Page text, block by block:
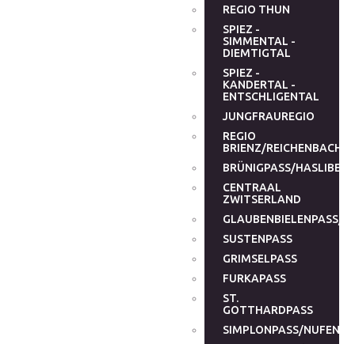
REGIO THUN
SPIEZ -
SIMMENTAL -
DIEMTIGTAL
SPIEZ -
KANDERTAL -
ENTSCHLIGENTAL
JUNGFRAUREGIO
REGIO
BRIENZ/
BRÜNIGPASS/HASLIBERG
CENTRAAL
ZWITSERLAND
GLAUBENBIELENPASS/
SUSTENPASS
GRIMSELPASS
FURKAPASS
ST.
GOTTHARDPASS
SIMPLONPASS/